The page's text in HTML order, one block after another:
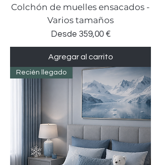
Colchón de muelles ensacados -
Varios tamaños
Desde 359,00 €
Precio de oferta
Agregar al carrito
Recién llegado